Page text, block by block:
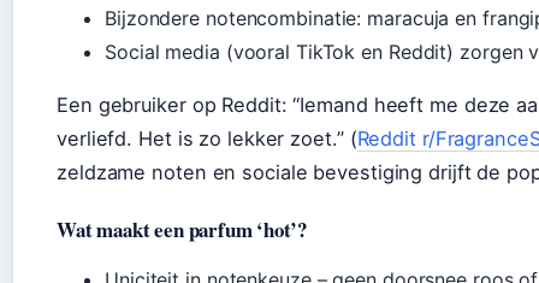
Bijzondere notencombinatie: maracuja en
Social media (vooral TikTok en Reddit) zorgen
Een gebruiker op Reddit: “Iemand heeft me deze
verliefd. Het is zo lekker zoet.” (Reddit r/
zeldzame noten en sociale bevestiging drijft de
Wat maakt een parfum ‘hot’?